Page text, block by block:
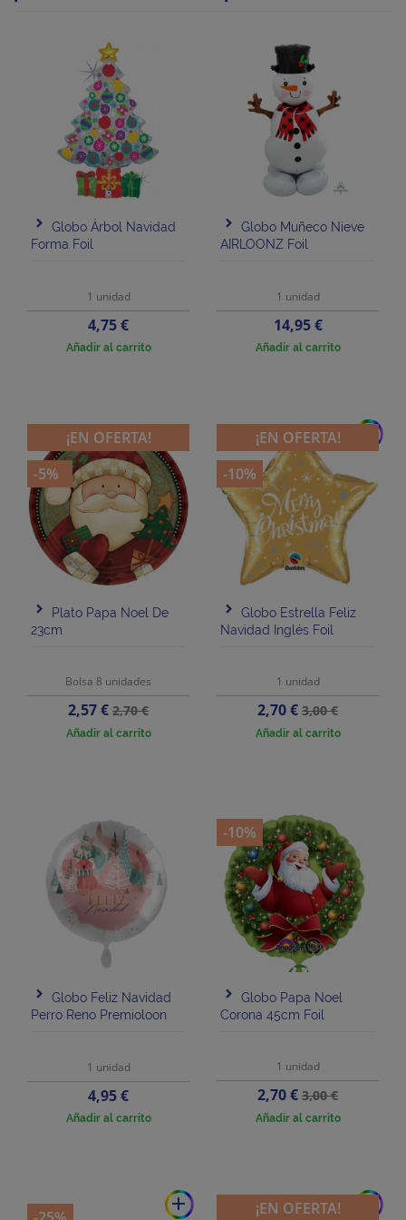
Globo Árbol Navidad
Forma Foil
1 unidad
Precio
4,75 €
Añadir al carrito
Globo Muñeco Nieve
AIRLOONZ Foil
1 unidad
Precio
14,95 €
Añadir al carrito
Plato Papa Noel De
23cm
Bolsa 8 unidades
Precio
2,57 €Precio
base
2,70 €
Añadir al carrito
¡EN OFERTA!
-5%
add
Globo Estrella Feliz
Navidad Inglés Foil
1 unidad
Precio
2,70 €Precio
base
3,00 €
Añadir al carrito
¡EN OFERTA!
-10%
Globo Feliz Navidad
Perro Reno Premioloon
1 unidad
Precio
4,95 €
Añadir al carrito
Globo Papa Noel
Corona 45cm Foil
1 unidad
Precio
2,70 €Precio
base
3,00 €
Añadir al carrito
-10%
add add
¡EN OFERTA!